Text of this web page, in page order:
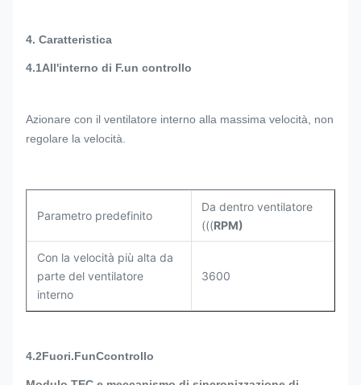
4. Caratteristica
4.1All'interno di F.un controllo
Azionare con il ventilatore interno alla massima velocità, non
regolare la velocità.
Parametro predefinito
Da dentro ventilatore
(((RPM)
Con la velocità più alta da
parte del ventilatore
interno
3600
4.2Fuori.FunCcontrollo